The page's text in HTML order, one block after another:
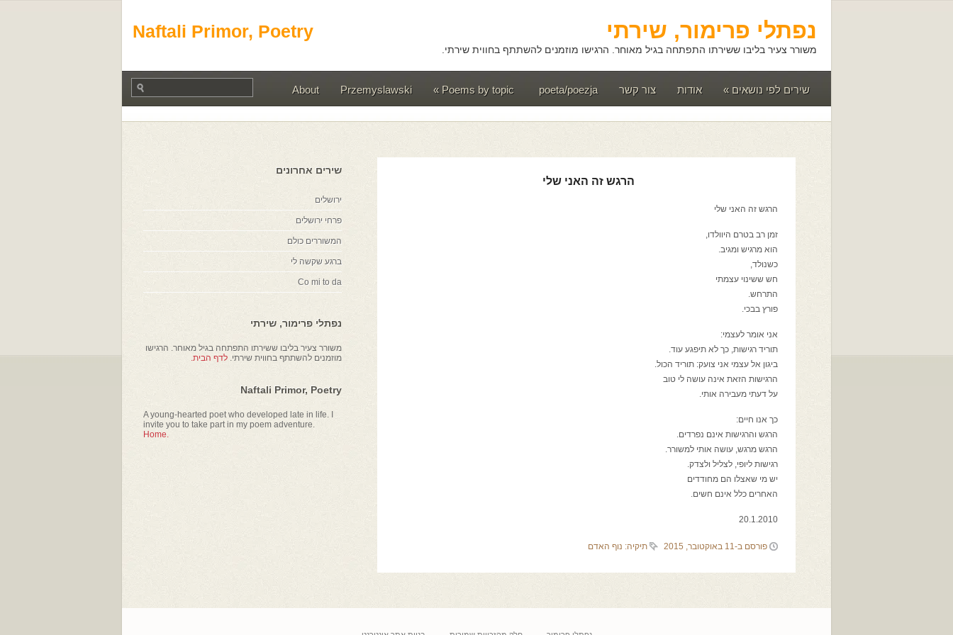
Naftali Primor, Poetry נפתלי פרימור, שירתי
משורר צעיר בליבו ששירתו התפתחה בגיל מאוחר. הרגישו מוזמנים להשתתף בחווית שירתי.
שירים לפי נושאים » אודות צור קשר poeta/poezja
Poems by topic
»
Przemyslawski
About
הרגש זה האני שלי
הרגש זה האני שלי
זמן רב בטרם היוולדו,
הוא מרגיש ומגיב.
כשנולד,
חש ששינוי עצמתי
התרחש.
פורץ בבכי.
אני אומר לעצמי:
תוריד רגישות, כך לא תיפגע עוד.
ביגון אל עצמי אני צועק: תוריד הכול.
הרגישות הזאת אינה עושה לי טוב
על דעתי מעבירה אותי.
כך אנו חיים:
הרגש והרגישות אינם נפרדים.
הרגש מרגש, עושה אותי למשורר.
רגישות ליופי, לצליל ולצדק.
יש מי שאצלו הם מחודדים
האחרים כלל אינם חשים.
20.1.2010
פורסם ב-11 באוקטובר, 2015 תיקיה: נוף האדם
שירים אחרונים
ירושלים
פרחי ירושלים
המשוררים כולם
ברגע שקשה לי
Co mi to da
נפתלי פרימור, שירתי
משורר צעיר בליבו ששירתו התפתחה בגיל מאוחר. הרגישו
מוזמנים להשתתף בחווית שירתי. לדף הבית.
Naftali Primor, Poetry
A young-hearted poet who developed late in life. I
invite you to take part in my poem adventure.
Home.